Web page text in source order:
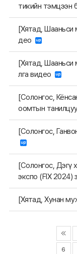
тикийн тэмцээн
[Хятад, Шааньси
део
[Хятад, Шааньси
лга видео
[Солонгос,
оомтын
[Солонгос,
[Солонгос, Дэгү
экспо (FIX 2024)
[Хятад, Хунан
6